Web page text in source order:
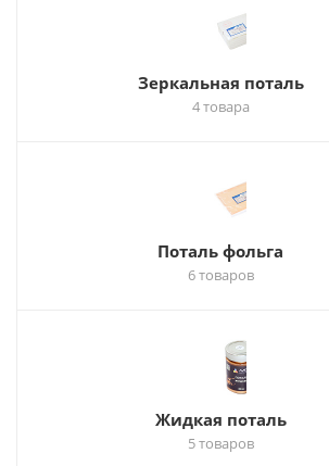
Зеркальная поталь
4 товара
Поталь фольга
6 товаров
Жидкая поталь
5 товаров